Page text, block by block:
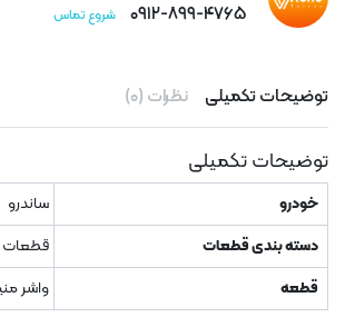
۰۹۱۲-۸۹۹-۴۷۶۵ شروع تماس
توضیحات تکمیلی نظرات (۰)
توضیحات تکمیلی
خودرو
ساندرو
دسته بندی قطعات
قطعات
قطعه
واشر